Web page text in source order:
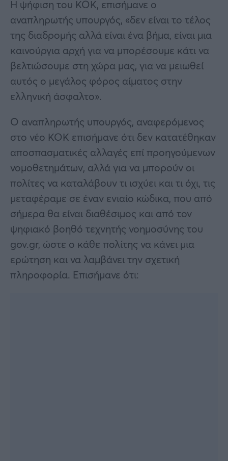
Η ψήφιση του ΚΟΚ, επισήμανε ο
αναπληρωτής υπουργός, «δεν είναι το τέλος
της διαδρομής αλλά είναι ένα βήμα, είναι μια
καινούργια αρχή για να μπορέσουμε κάτι να
βελτιώσουμε στη χώρα μας, για να μειωθεί
αυτός ο μεγάλος φόρος αίματος στην
ελληνική άσφαλτο».
Ο αναπληρωτής υπουργός, αναφερόμενος
στο νέο ΚΟΚ επισήμανε ότι δεν κατατέθηκαν
αποσπασματικές αλλαγές επί προηγούμενων
νομοθετημάτων, αλλά για να μπορούν οι
πολίτες να καταλάβουν τι ισχύει και τι όχι, τις
μεταφέραμε σε έναν ενιαίο κώδικα, που από
σήμερα θα είναι διαθέσιμος και από τον
ψηφιακό βοηθό τεχνητής νοημοσύνης του
gov.gr, ώστε ο κάθε πολίτης να κάνει μια
ερώτηση και να λαμβάνει την σχετική
πληροφορία. Επισήμανε ότι: